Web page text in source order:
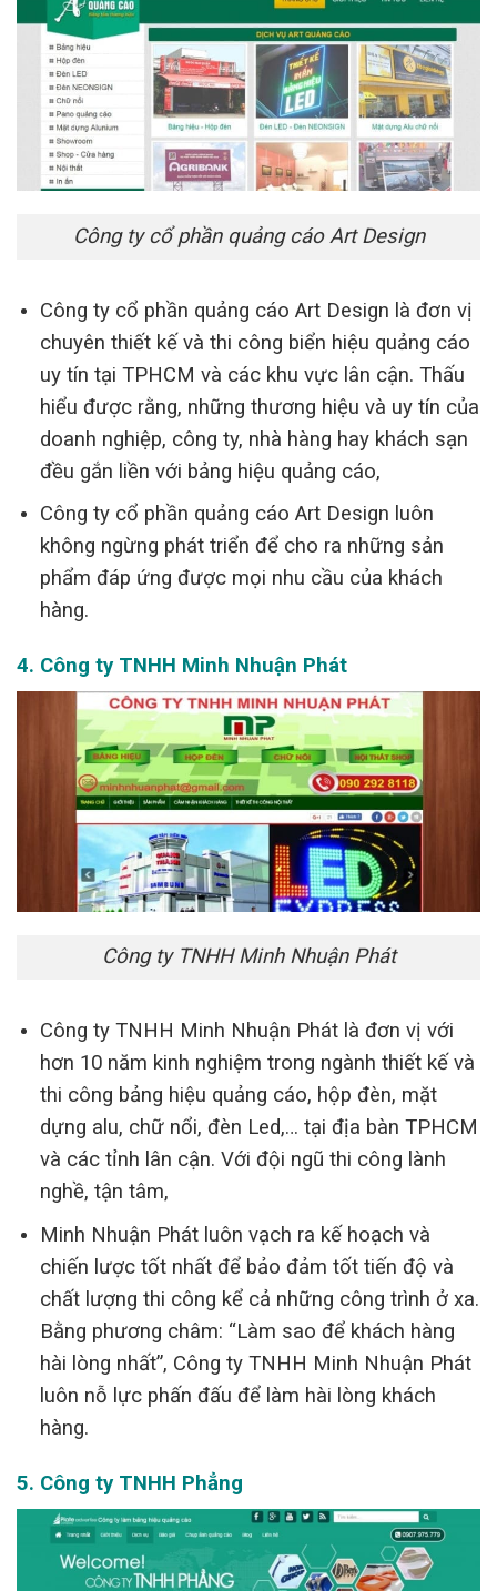
Công ty cổ phần quảng cáo Art Design
Công ty cổ phần quảng cáo Art Design là đơn vị
chuyên thiết kế và thi công biển hiệu quảng cáo
uy tín tại TPHCM và các khu vực lân cận. Thấu
hiểu được rằng, những thương hiệu và uy tín của
doanh nghiệp, công ty, nhà hàng hay khách sạn
đều gắn liền với bảng hiệu quảng cáo,
Công ty cổ phần quảng cáo Art Design luôn
không ngừng phát triển để cho ra những sản
phẩm đáp ứng được mọi nhu cầu của khách
hàng.
4. Công ty TNHH Minh Nhuận Phát
Công ty TNHH Minh Nhuận Phát
Công ty TNHH Minh Nhuận Phát là đơn vị với
hơn 10 năm kinh nghiệm trong ngành thiết kế và
thi công bảng hiệu quảng cáo, hộp đèn, mặt
dựng alu, chữ nổi, đèn Led,… tại địa bàn TPHCM
và các tỉnh lân cận. Với đội ngũ thi công lành
nghề, tận tâm,
Minh Nhuận Phát luôn vạch ra kế hoạch và
chiến lược tốt nhất để bảo đảm tốt tiến độ và
chất lượng thi công kể cả những công trình ở xa.
Bằng phương châm: “Làm sao để khách hàng
hài lòng nhất”, Công ty TNHH Minh Nhuận Phát
luôn nỗ lực phấn đấu để làm hài lòng khách
hàng.
5. Công ty TNHH Phẳng